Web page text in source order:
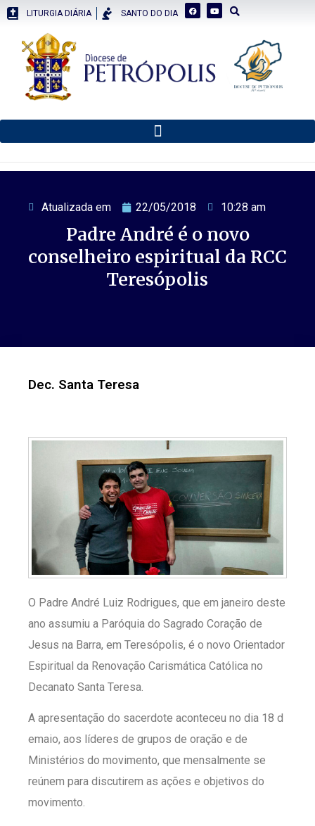
LITURGIA DIÁRIA SANTO DO DIA
Atualizada em 22/05/2018 10:28 am
Padre André é o novo
conselheiro espiritual da RCC
Teresópolis
Dec. Santa Teresa
O Padre André Luiz Rodrigues, que em janeiro deste
ano assumiu a Paróquia do Sagrado Coração de
Jesus na Barra, em Teresópolis, é o novo Orientador
Espiritual da Renovação Carismática Católica no
Decanato Santa Teresa.
A apresentação do sacerdote aconteceu no dia 18 d
emaio, aos líderes de grupos de oração e de
Ministérios do movimento, que mensalmente se
reúnem para discutirem as ações e objetivos do
movimento.